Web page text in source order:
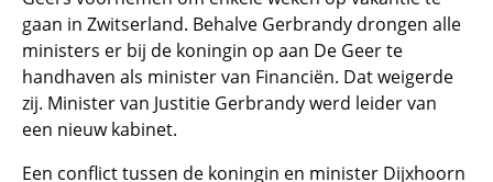
gaan in Zwitserland. Behalve Gerbrandy drongen alle
ministers er bij de koningin op aan De Geer te
handhaven als minister van Financiën. Dat weigerde
zij. Minister van Justitie Gerbrandy werd leider van
een nieuw kabinet.
Een conflict tussen de koningin en minister Dijxhoorn